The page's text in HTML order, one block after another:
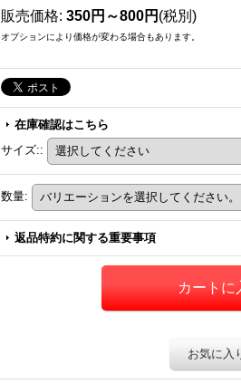
販売価格: 350円～800円 (税別)
オプションにより価格が変わる場合もあります。
在庫確認はこちら
サイズ::
数量:
返品特約に関する重要事項
お気に入